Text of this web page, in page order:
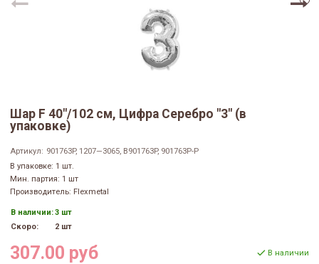
Шар F 40"/102 см, Цифра Серебро "3" (в
упаковке)
Артикул: 901763P, 1207—3065, B901763P, 901763P-P
В упаковке: 1 шт.
Мин. партия: 1 шт
Производитель: Flexmetal
В наличии:3 шт
Скоро:
2 шт
307.00 руб В наличии